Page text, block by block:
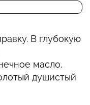
В глубокую
масло,
душистый